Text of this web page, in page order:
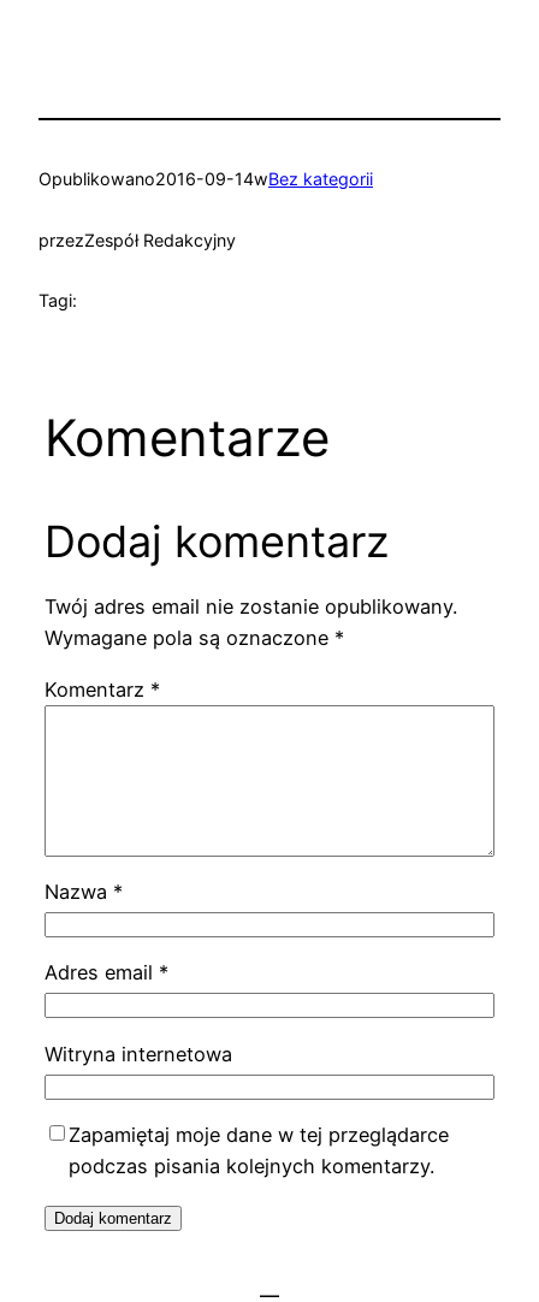
Opublikowano2016-09-14wBez kategorii
przezZespół Redakcyjny
Tagi:
Komentarze
Dodaj komentarz
Twój adres email nie zostanie opublikowany.
Wymagane pola są oznaczone *
Komentarz *
Nazwa *
Adres email *
Witryna internetowa
Zapamiętaj moje dane w tej przeglądarce
podczas pisania kolejnych komentarzy.